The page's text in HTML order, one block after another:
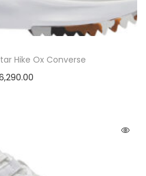
Hike Ox Converse